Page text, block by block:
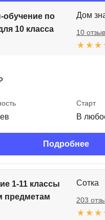
обучение по
10 класса
Дом
10
Старт
В
Подробнее
1-11 классы
предметам
Сотка
203